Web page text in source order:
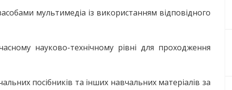
мультимедіа із використанням відповідного
науково-технічному рівні для проходження
посібників та інших навчальних матеріалів за